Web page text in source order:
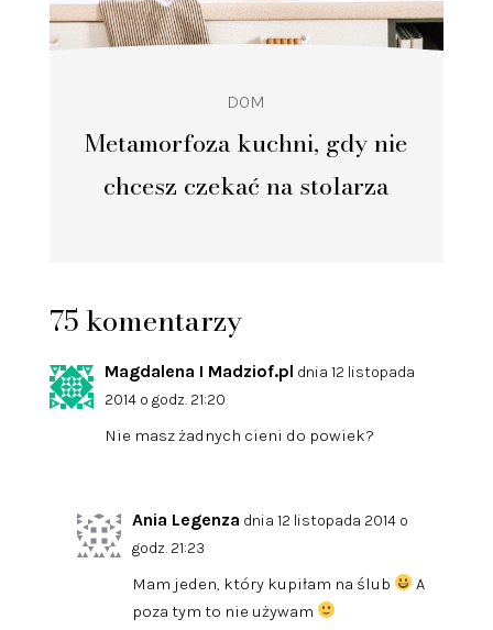
Metamorfoza kuchni, gdy nie
chcesz czekać na stolarza
DOM
75 komentarzy
Magdalena I Madziof.pl dnia 12 listopada
2014 o godz. 21:20
Nie masz żadnych cieni do powiek?
Ania Legenza dnia 12 listopada 2014 o
godz. 21:23
Mam jeden, który kupiłam na ślub
A
poza tym to nie używam